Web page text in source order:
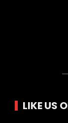
LIKE US